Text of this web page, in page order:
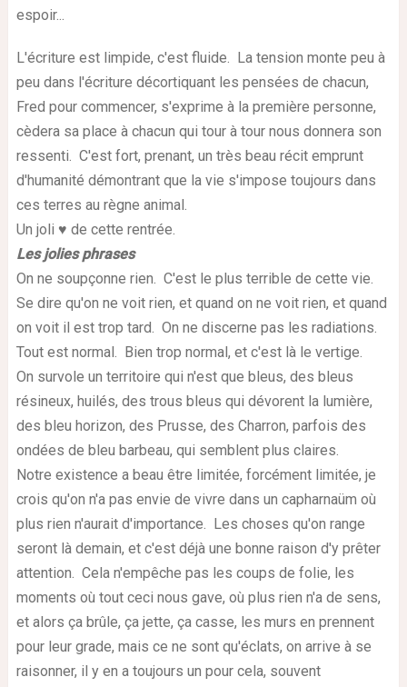
espoir...
L'écriture est limpide, c'est fluide. La tension monte peu à
peu dans l'écriture décortiquant les pensées de chacun,
Fred pour commencer, s'exprime à la première personne,
cèdera sa place à chacun qui tour à tour nous donnera son
ressenti. C'est fort, prenant, un très beau récit emprunt
d'humanité démontrant que la vie s'impose toujours dans
ces terres au règne animal.
Un joli ♥ de cette rentrée.
Les jolies phrases
On ne soupçonne rien. C'est le plus terrible de cette vie.
Se dire qu'on ne voit rien, et quand on ne voit rien, et quand
on voit il est trop tard. On ne discerne pas les radiations.
Tout est normal. Bien trop normal, et c'est là le vertige.
On survole un territoire qui n'est que bleus, des bleus
résineux, huilés, des trous bleus qui dévorent la lumière,
des bleu horizon, des Prusse, des Charron, parfois des
ondées de bleu barbeau, qui semblent plus claires.
Notre existence a beau être limitée, forcément limitée, je
crois qu'on n'a pas envie de vivre dans un capharnaüm où
plus rien n'aurait d'importance. Les choses qu'on range
seront là demain, et c'est déjà une bonne raison d'y prêter
attention. Cela n'empêche pas les coups de folie, les
moments où tout ceci nous gave, où plus rien n'a de sens,
et alors ça brûle, ça jette, ça casse, les murs en prennent
pour leur grade, mais ce ne sont qu'éclats, on arrive à se
raisonner, il y en a toujours un pour cela, souvent